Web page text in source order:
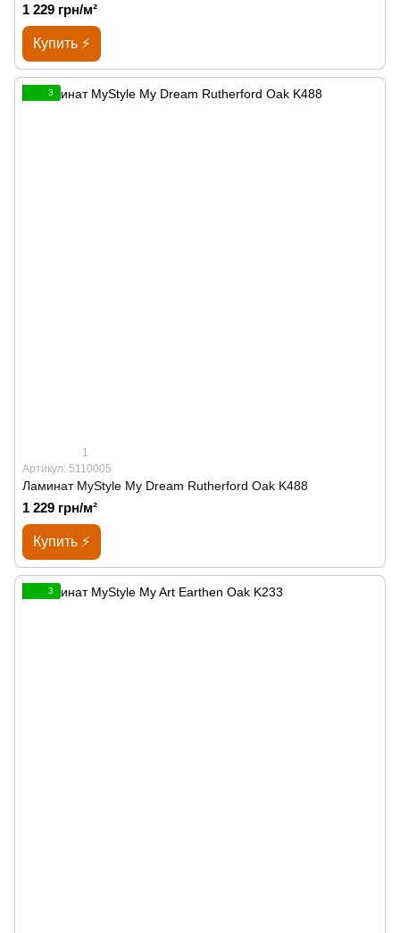
1 229 грн/м²
Купить ⚡
3
1
Артикул: 5110005
Ламинат MyStyle My Dream Rutherford Oak K488
1 229 грн/м²
Купить ⚡
3